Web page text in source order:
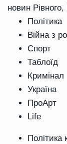
новин Рівного,
Політика
Війна з
Спорт
Таблоїд
Кримінал
Україна
ПроАрт
Life
Політика